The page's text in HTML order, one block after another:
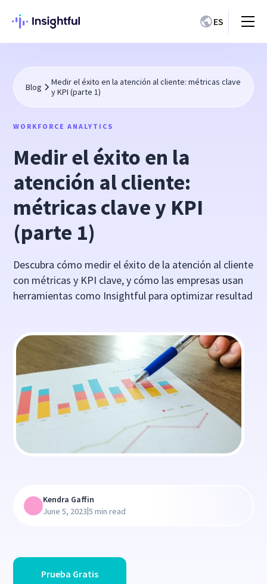
ES
Blog
Medir el éxito en la atención al cliente: métricas clave
y KPI (parte 1)
WORKFORCE ANALYTICS
Medir el éxito en la
atención al cliente:
métricas clave y KPI
(parte 1)
Descubra cómo medir el éxito de la atención al cliente
con métricas y KPI clave, y cómo las empresas usan
herramientas como Insightful para optimizar resultad
Prueba Gratis
Kendra Gaffin
June 5, 2023|5 min read